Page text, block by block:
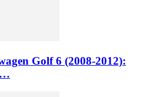
Golf 6 (2008-2012):